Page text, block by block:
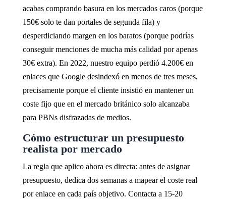
acabas comprando basura en los mercados caros (porque
150€ solo te dan portales de segunda fila) y
desperdiciando margen en los baratos (porque podrías
conseguir menciones de mucha más calidad por apenas
30€ extra). En 2022, nuestro equipo perdió 4.200€ en
enlaces que Google desindexó en menos de tres meses,
precisamente porque el cliente insistió en mantener un
coste fijo que en el mercado británico solo alcanzaba
para PBNs disfrazadas de medios.
Cómo estructurar un presupuesto
realista por mercado
La regla que aplico ahora es directa: antes de asignar
presupuesto, dedica dos semanas a mapear el coste real
por enlace en cada país objetivo. Contacta a 15-20